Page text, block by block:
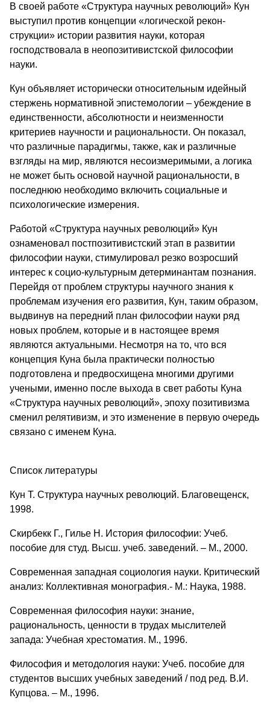
В своей работе «Структура научных революций» Кун
выступил против концепции «логической рекон­
струкции» истории развития науки, которая
господствовала в нео­позитивистской философии
науки.
Кун объ­являет исторически относительным идейный
стержень норма­тивной эпистемологии – убеждение в
единственности, абсолютности и не­из­менности
критериев научности и рациональности. Он показал,
что различные парадигмы, также, как и различные
взгляды на мир, являются несоизмери­мыми, а логика
не может быть основой научной рациональности, в
послед­нюю необходимо включить социальные и
психологические измерения.
Работой «Структура научных революций» Кун
ознаменовал постпозитивистский этап в развитии
философии науки, стимулировал резко возрос­ший
интерес к социо-культурным детерминантам познания.
Перейдя от про­блем структуры научного знания к
проблемам изучения его развития, Кун, таким образом,
выдвинув на передний план философии науки ряд
новых проблем, которые и в настоящее время
являются актуальными. Несмотря на то, что вся
концепция Куна была практически полностью
подготовлена и предвосхищена многими другими
учеными, именно после выхода в свет ра­боты Куна
«Структура научных революций», эпоху позитивизма
сменил ре­лятивизм, и это изменение в первую очередь
связано с именем Куна.
Спи­сок ли­те­ра­ту­ры
Кун Т. Структура научных революций. Благовещенск,
1998.
Скирбекк Г., Гилье Н. История философии: Учеб.
пособие для студ. Высш. учеб. заведений. – М., 2000.
Современная западная социология науки. Критический
анализ: Коллективная монография.- М.: Наука, 1988.
Современная философия науки: знание,
рациональность, ценно­сти в тру­дах мыслителей
запада: Учебная хрестоматия. М., 1996.
Философия и методология науки: Учеб. пособие для
студентов высших учебных заведений / под ред. В.И.
Купцова. – М., 1996.